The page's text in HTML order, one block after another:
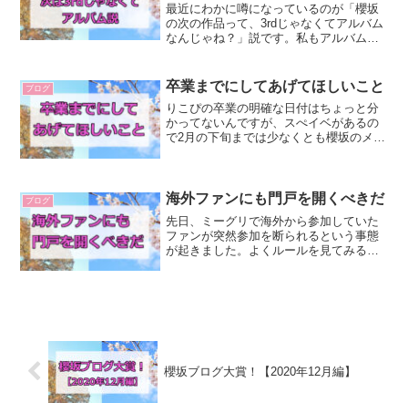
最近にわかに噂になっているのが「櫻坂
の次の作品って、3rdじゃなくてアルバム
なんじゃね？」説です。私もアルバム説
書いてみたいと思います。3rdだとちょっ
と遅いすでに8月...
ブログ 卒業までにしてあげてほしいこと
りこぴの卒業の明確な日付はちょっと分
かってないんですが、スぺイベがあるの
で2月の下旬までは少なくとも櫻坂のメン
なかたちでの卒業が多か...
ブログ 海外ファンにも門戸を開くべきだ
先日、ミーグリで海外から参加していた
ファンが突然参加を断られるという事態
が起きました。よくルールを見てみる
櫻坂ブログ大賞！【2020年12月編】